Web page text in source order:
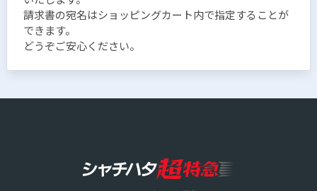
請求書の宛名はショッピングカート内で指定することが
できます。
どうぞご安心ください。